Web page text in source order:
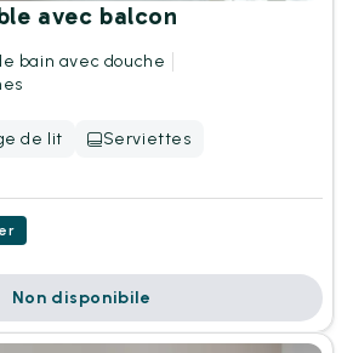
avec balcon
bain avec douche
de lit
Serviettes
Non disponibile